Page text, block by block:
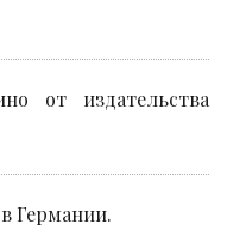
от издательства
Германии.